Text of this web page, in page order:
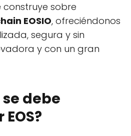
sobre
EOSIO, ofreciéndonos
segura y sin
y con un gran
debe